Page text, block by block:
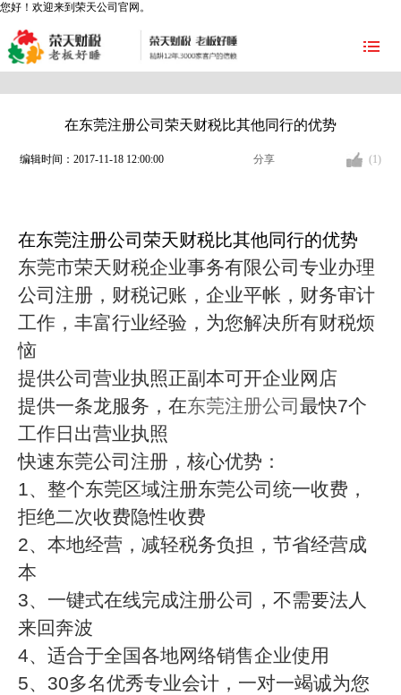
您好！欢迎来到荣天公司官网。
在东莞注册公司荣天财税比其他同行的优势
编辑时间：2017-11-18 12:00:00 分享 (1)
在东莞注册公司荣天财税比其他同行的优势
东莞市荣天财税企业事务有限公司专业办理
公司注册，财税记账，企业平帐，财务审计
工作，丰富行业经验，为您解决所有财税烦
恼
提供公司营业执照正副本可开企业网店
提供一条龙服务，在东莞注册公司 最快7个
工作日出营业执照
快速东莞公司注册，核心优势：
1、整个东莞区域注册东莞公司统一收费，
拒绝二次收费隐性收费
2、本地经营，减轻税务负担，节省经营成
本
3、一键式在线完成注册公司，不需要法人
来回奔波
4、适合于全国各地网络销售企业使用
5、30多名优秀专业会计，一对一竭诚为您